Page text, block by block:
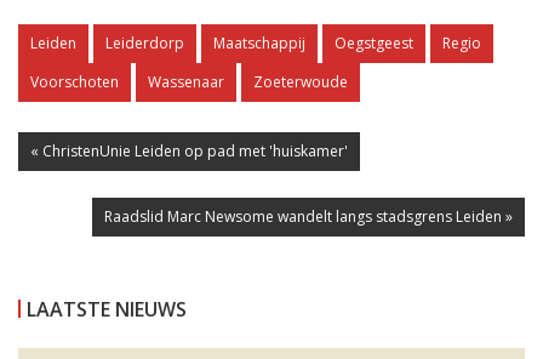
Leiden Leiderdorp Maatschappij Oegstgeest
Regio
Voorschoten
Wassenaar Zoeterwoude
« ChristenUnie Leiden op pad met 'huiskamer'
Raadslid Marc Newsome wandelt langs stadsgrens Leiden »
LAATSTE NIEUWS